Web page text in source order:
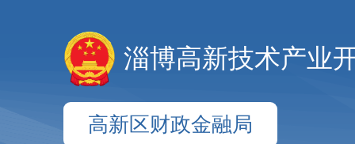
淄博高新技术产业
高新区财政金融局